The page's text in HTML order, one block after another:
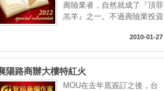
壽險業者，自然就成了『頂罪
羔羊』之一。不過壽險業投資
2010-01-27
陽路商辦大樓特紅火
MOU在去年底簽訂之後，台